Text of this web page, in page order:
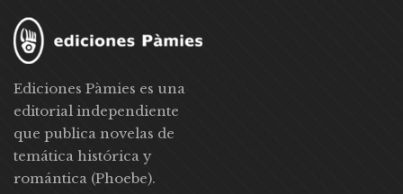
Ediciones Pàmies es una
editorial independiente
que publica novelas de
temática histórica y
romántica (Phoebe).